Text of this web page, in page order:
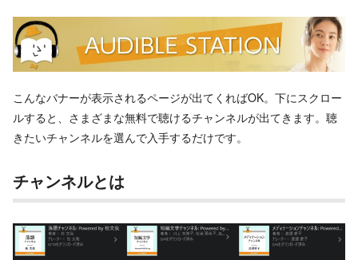
こんなバナーが表示されるページが出てくればOK。下にスクロー
ルすると、さまざまな無料で聴けるチャンネルが出てきます。聴
きたいチャンネルを選んで入手するだけです。
チャンネルとは